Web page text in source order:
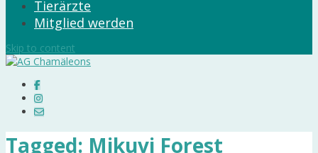
Tierärzte
Mitglied werden
Skip to content
Tagged: Mikuvi Forest